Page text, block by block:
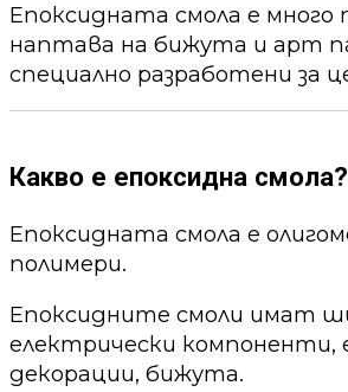
Епоксидната смола е много
наптава на бижута и арт
специално разработени за
Какво е епоксидна смола?
Епоксидната смола е
полимери.
Епоксидните смоли имат
електрически компоненти,
декорации, бижута.